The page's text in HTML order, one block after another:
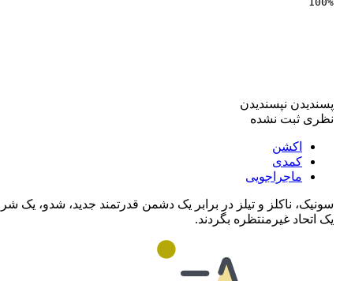
پسندیدن نپسندیدن
نظری ثبت نشده
اکشن
کمدی
ماجراجویی
سونیک، ناکلز و تیلز در برابر یک دشمن قدرتمند جدید، شدو، یک
یک اتحاد غیرمنتظره بگردند.